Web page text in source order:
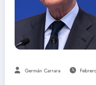
Germán Carrara